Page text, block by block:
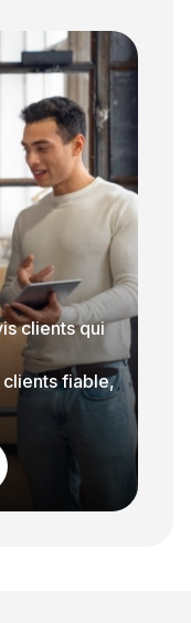
clients qui
clients fiable,